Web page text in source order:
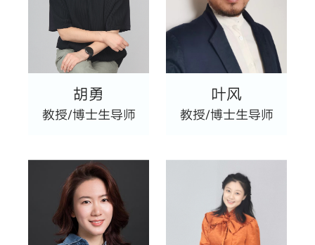
胡勇
教授/博士生导师
叶风
教授/博士生导师